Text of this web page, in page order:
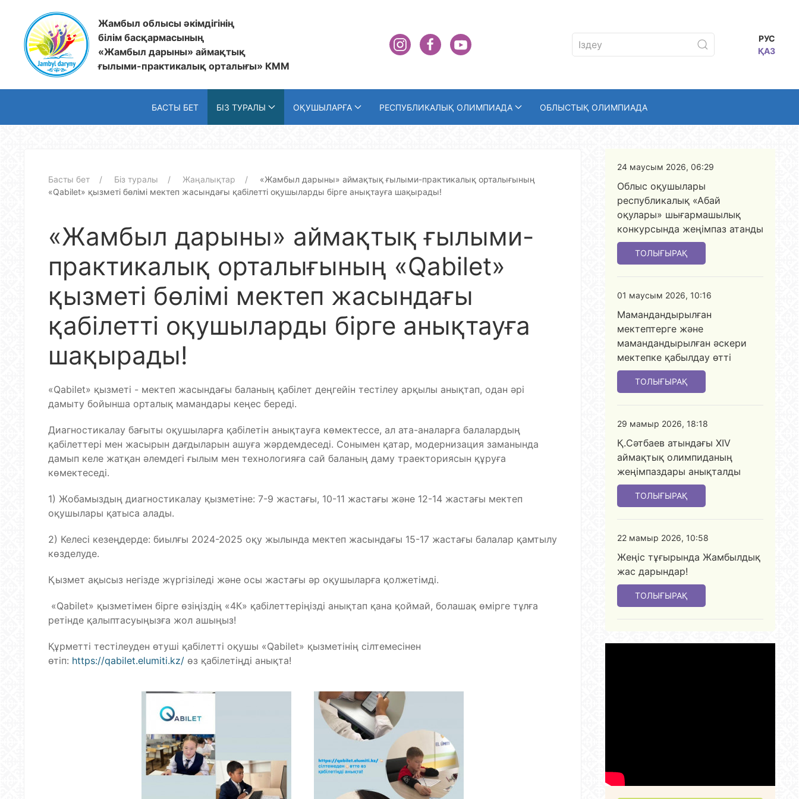
Жамбыл облысы әкімдігінің
білім басқармасының
«Жамбыл дарыны» аймақтық
ғылыми-практикалық орталығы» КММ
РУС
ҚАЗ
БАСТЫ БЕТ БІЗ ТУРАЛЫ ОҚУШЫЛАРҒА РЕСПУБЛИКАЛЫҚ ОЛИМПИАДА ОБЛЫСТЫҚ ОЛИМПИАДА
Басты бет Біз туралы Жаңалықтар
«Жамбыл дарыны» аймақтық ғылыми-практикалық орталығының
«Qabilet» қызметі бөлімі мектеп жасындағы қабілетті оқушыларды бірге анықтауға шақырады!
«Жамбыл дарыны» аймақтық ғылыми-
практикалық орталығының «Qabilet»
қызметі бөлімі мектеп жасындағы
қабілетті оқушыларды бірге анықтауға
шақырады!
«Qabilet» қызметі - мектеп жасындағы баланың қабілет деңгейін тестілеу арқылы анықтап, одан әрі
дамыту бойынша орталық мамандары кеңес береді.
Диагностикалау бағыты оқушыларға қабілетін анықтауға көмектессе, ал ата-аналарға балалардың
қабілеттері мен жасырын дағдыларын ашуға жәрдемдеседі. Сонымен қатар, модернизация заманында
дамып келе жатқан әлемдегі ғылым мен технологияға сай баланың даму траекториясын құруға
көмектеседі.
1) Жобамыздың диагностикалау қызметіне: 7-9 жастағы, 10-11 жастағы және 12-14 жастағы мектеп
оқушылары қатыса алады.
2) Келесі кезеңдерде: биылғы 2024-2025 оқу жылында мектеп жасындағы 15-17 жастағы балалар қамтылу
көзделуде.
Қызмет ақысыз негізде жүргізіледі және осы жастағы әр оқушыларға қолжетімді.
«Qabilet» қызметімен бірге өзіңіздің «4К» қабілеттеріңізді анықтап қана қоймай, болашақ өмірге тұлға
ретінде қалыптасуыңызға жол ашыңыз!
Құрметті тестілеуден өтуші қабілетті оқушы «Qabilet» қызметінің сілтемесінен
өтіп: https://qabilet.elumiti.kz/ өз қабілетіңді анықта!
24 маусым 2026, 06:29
Облыс оқушылары
республикалық «Абай
оқулары» шығармашылық
конкурсында жеңімпаз атанды
ТОЛЫҒЫРАҚ
01 маусым 2026, 10:16
Мамандандырылған
мектептерге және
мамандандырылған әскери
мектепке қабылдау өтті
ТОЛЫҒЫРАҚ
29 мамыр 2026, 18:18
Қ.Сәтбаев атындағы XIV
аймақтық олимпиданың
жеңімпаздары анықталды
ТОЛЫҒЫРАҚ
22 мамыр 2026, 10:58
Жеңіс тұғырында Жамбылдық
жас дарындар!
ТОЛЫҒЫРАҚ